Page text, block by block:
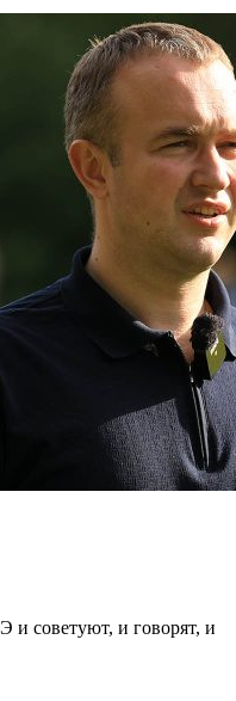
советуют, и говорят, и